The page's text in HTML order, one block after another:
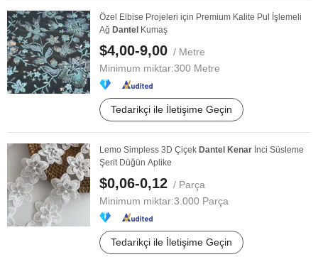
Özel Elbise Projeleri için Premium Kalite Pul İşlemeli
Ağ Dantel Kumaş
$4,00-9,00 / Metre
Minimum miktar:300 Metre
Tedarikçi ile İletişime Geçin
Lemo Simpless 3D Çiçek Dantel Kenar İnci Süsleme
Şerit Düğün Aplike
$0,06-0,12 / Parça
Minimum miktar:3.000 Parça
Tedarikçi ile İletişime Geçin